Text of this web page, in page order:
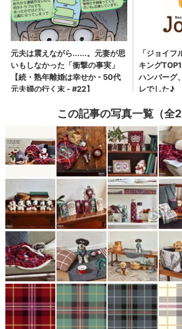
この記事の写真一覧（全